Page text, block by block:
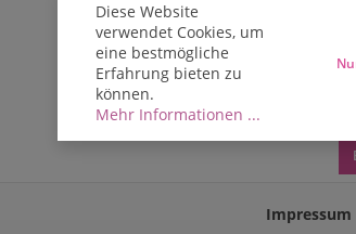
Impressum
Diese Website
verwendet Cookies, um
eine bestmögliche
Erfahrung bieten zu
können.
Mehr Informationen ...